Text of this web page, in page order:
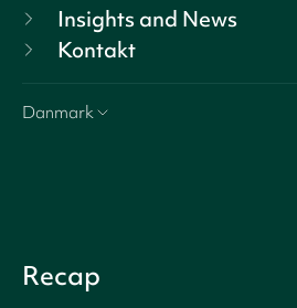
Insights and News
Kontakt
Danmark
Recap